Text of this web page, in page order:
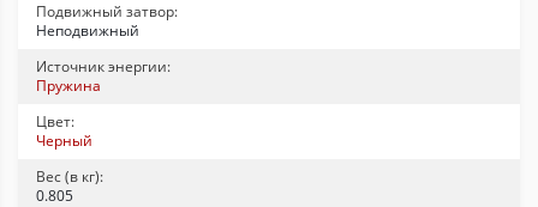
Подвижный затвор:
Неподвижный
Источник энергии:
Пружина
Цвет:
Черный
Вес (в кг):
0.805